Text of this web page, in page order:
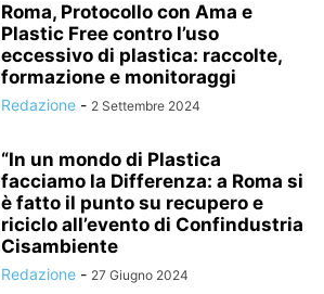
Roma, Protocollo con Ama e
Plastic Free contro l’uso
eccessivo di plastica: raccolte,
formazione e monitoraggi
Redazione - 2 Settembre 2024
“In un mondo di Plastica
facciamo la Differenza: a Roma si
è fatto il punto su recupero e
riciclo all’evento di Confindustria
Cisambiente
Redazione - 27 Giugno 2024